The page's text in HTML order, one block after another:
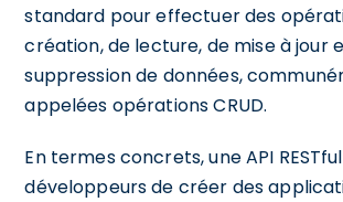
standard pour effectuer des
création, de lecture, de mise à jour
suppression de données,
appelées opérations CRUD.
En termes concrets, une API
développeurs de créer des